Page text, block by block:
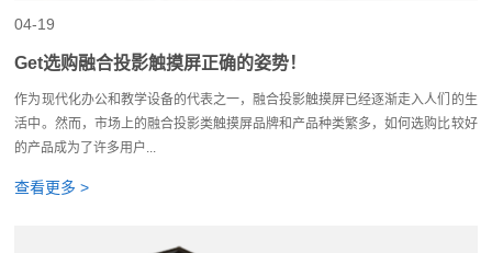
04-19
Get选购融合投影触摸屏正确的姿势！
作为现代化办公和教学设备的代表之一，融合投影触摸屏已经逐渐走入人们的生
活中。然而，市场上的融合投影类触摸屏品牌和产品种类繁多，如何选购比较好
的产品成为了许多用户...
查看更多 >